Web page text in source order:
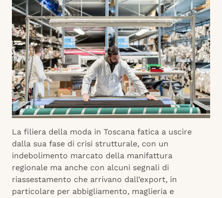
La filiera della moda in Toscana fatica a uscire
dalla sua fase di crisi strutturale, con un
indebolimento marcato della manifattura
regionale ma anche con alcuni segnali di
riassestamento che arrivano dall’export, in
particolare per abbigliamento, maglieria e